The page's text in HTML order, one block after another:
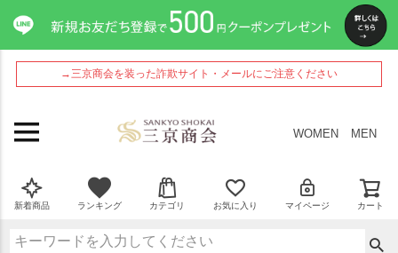
→三京商会を装った詐欺サイト・メールにご注意ください
WOMEN MEN
新着商品 ランキング カテゴリ お気に入り マイページ カート
ペー
ジト
ップ
へ